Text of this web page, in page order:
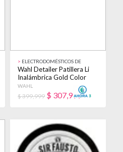
> ELECTRODOMÉSTICOS DE
BELLEZA
Wahl Detailer Patillera Li
Inalámbrica Gold Color
Dorado Dorado
WAHL
$ 399,999 $ 307,999